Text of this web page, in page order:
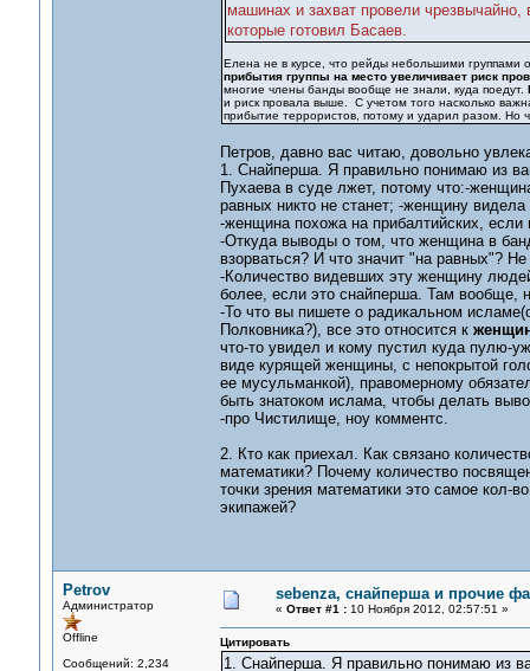
машинах и захват провели
которые готовил Басаев.
Елена не в курсе, что рейды небольшими группами
прибытия группы на место увеличивает риск
многие члены банды вообще не знали, куда поедут.
и риск провала выше. С учетом того насколько
прибытие террористов, потому и ударил разом. Но
Петров, давно вас читаю, довольно
1. Снайперша. Я правильно понимаю из
Пухаева в суде лжет, потому что:-
равных никто не станет; -женщину
-женщина похожа на прибалтийских,
-Откуда выводы о том, что женщина в
взорваться? И что значит "на равных"?
-Количество видевших эту женщину
более, если это снайперша. Там вообще,
-То что вы пишете о радикальном
Полковника?), все это относится к
что-то увидел и кому пустил куда пулю-
виде курящей женщины, с непокрытой
ее мусульманкой), правомерному
быть знатоком ислама, чтобы делать
-про Чистилище, ноу комментс.
2. Кто как приехал. Как связано
математики? Почему количество
точки зрения математики это самое кол-
экипажей?
Petrov
Администратор
Offline
Сообщений: 2,234
sebenza, снайперша и прочие
« Ответ #1 :10 Ноября 2012, 02:57:51 »
Цитировать
1. Снайперша. Я правильно понимаю из